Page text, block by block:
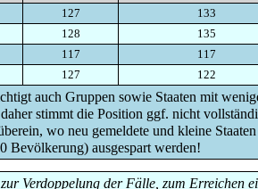
127
133
128
135
117
117
127 122
auch Gruppen sowie Staaten mit
stimmt die Position ggf. nicht
wo neu gemeldete und kleine
Bevölkerung) ausgespart werden!
Verdoppelung der Fälle, zum Erreichen